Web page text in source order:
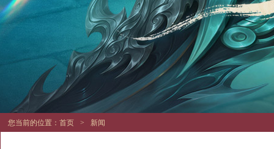
您当前的位置： 首页 > 新闻